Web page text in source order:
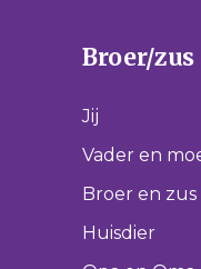
Broer/zus
Jij
Vader en
Broer en zus
Huisdier